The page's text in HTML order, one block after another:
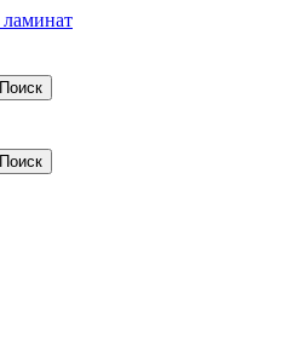
Поиск
Поиск